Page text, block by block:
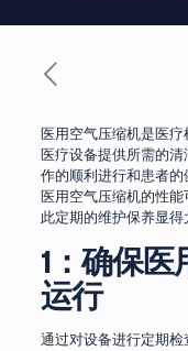
医用空气压缩机是医
医疗设备提供所需的
作的顺利进行和患者的
医用空气压缩机的性
此定期的维护保养显得
1：确保医
运行
通过对设备进行定期